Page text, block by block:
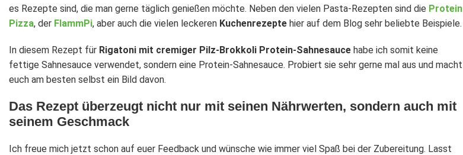
es Rezepte sind, die man gerne täglich genießen möchte. Neben den vielen Pasta-Rezepten sind die Protein
Pizza, der FlammPi, aber auch die vielen leckeren Kuchenrezepte hier auf dem Blog sehr beliebte Beispiele.
In diesem Rezept für Rigatoni mit cremiger Pilz-Brokkoli Protein-Sahnesauce habe ich somit keine
fettige Sahnesauce verwendet, sondern eine Protein-Sahnesauce. Probiert sie sehr gerne mal aus und macht
euch am besten selbst ein Bild davon.
Das Rezept überzeugt nicht nur mit seinen Nährwerten, sondern auch mit
seinem Geschmack
Ich freue mich jetzt schon auf euer Feedback und wünsche wie immer viel Spaß bei der Zubereitung. Lasst